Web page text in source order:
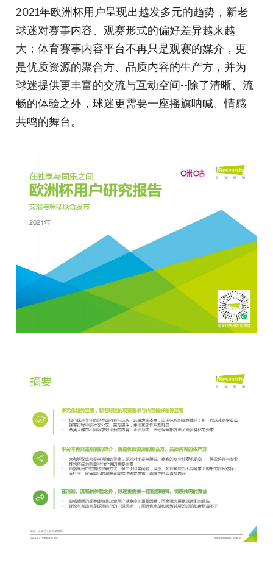
2021年欧洲杯用户呈现出越发多元的趋势，新老
球迷对赛事内容、观赛形式的偏好差异越来越
大；体育赛事内容平台不再只是观赛的媒介，更
是优质资源的聚合方、品质内容的生产方，并为
球迷提供更丰富的交流与互动空间--除了清晰、流
畅的体验之外，球迷更需要一座摇旗呐喊、情感
共鸣的舞台。